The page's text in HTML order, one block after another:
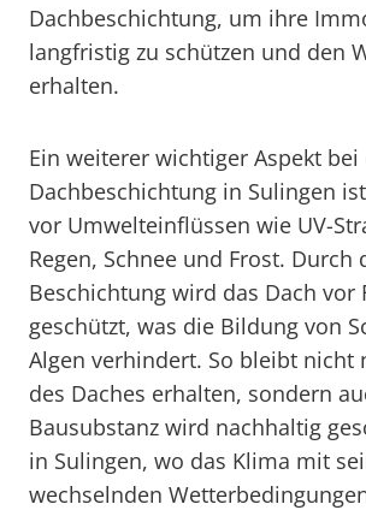
Dachbeschichtung, um ihre
langfristig zu schützen und den
erhalten.
Ein weiterer wichtiger Aspekt bei
Dachbeschichtung in Sulingen
vor Umwelteinflüssen wie UV-
Regen, Schnee und Frost. Durch
Beschichtung wird das Dach vor
geschützt, was die Bildung von
Algen verhindert. So bleibt nicht
des Daches erhalten, sondern
Bausubstanz wird nachhaltig
in Sulingen, wo das Klima mit
wechselnden